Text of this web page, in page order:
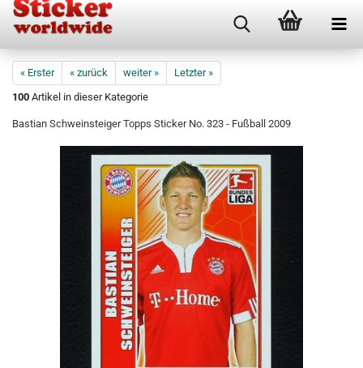
« Erster « zurück weiter »
Letzter »
100 Artikel in dieser Kategorie
Bastian Schweinsteiger Topps Sticker No. 323 - Fußball 2009